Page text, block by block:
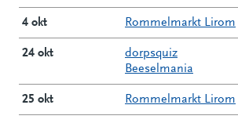
4 okt Rommelmarkt Lirom
24 okt
dorpsquiz
Beeselmania
25 okt Rommelmarkt Lirom